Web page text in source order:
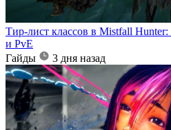
Тир-лист классов в Mistfall
и PvE
Гайды
3 дня назад